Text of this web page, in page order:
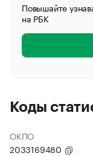
Повышайте
на РБК
Коды
ОКПО
2033169480